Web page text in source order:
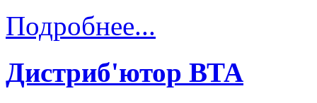
Подробнее...
Дистриб'ютор ВТА